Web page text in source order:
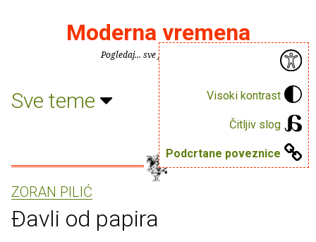
Visoki kontrast
Čitljiv slog
Podcrtane poveznice
Moderna vremena
Pogledaj... sve je puno knjiga.
Sve teme
ZORAN PILIĆ
Ðavli od papira